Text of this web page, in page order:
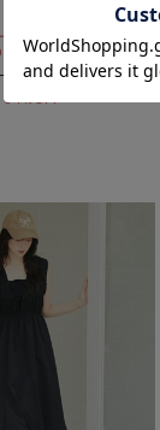
ルSALE価格から更に
まで
54％OFF